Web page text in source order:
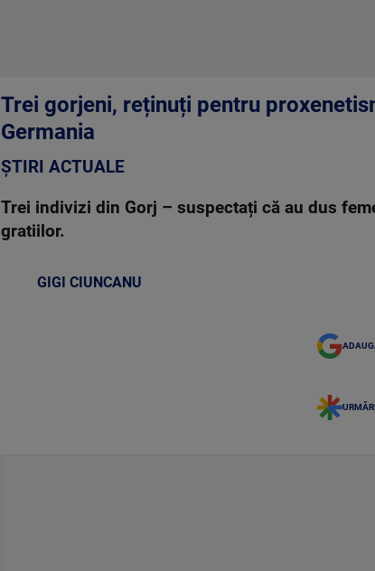
Trei gorjeni, reținuți pentru
Germania
ȘTIRI ACTUALE
Trei indivizi din Gorj – suspectați că au dus
gratiilor.
GIGI CIUNCANU